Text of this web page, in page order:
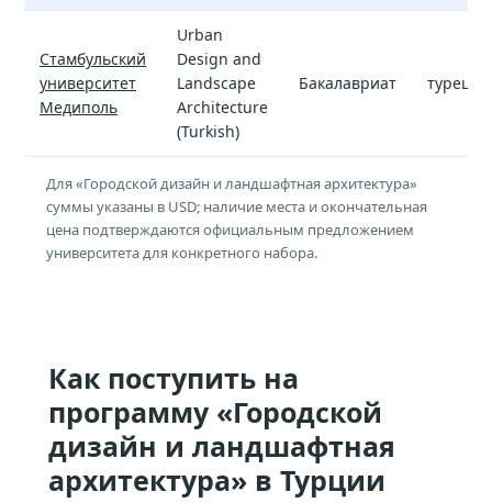
Стамбульский
университет
Медиполь
Urban
Design and
Landscape
Architecture
(Turkish)
Бакалавриат
Для «Городской дизайн и ландшафтная архитектура»
суммы указаны в USD; наличие места и окончательная
цена подтверждаются официальным предложением
университета для конкретного набора.
Как поступить на
программу «Городской
дизайн и ландшафтная
архитектура» в Турции